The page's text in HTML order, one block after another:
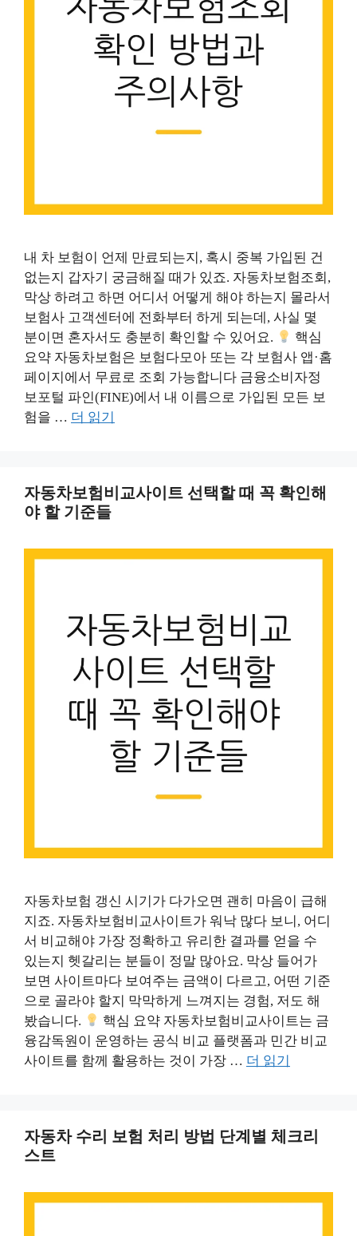
내 차 보험이 언제 만료되는지, 혹시 중복 가입된 건
없는지 갑자기 궁금해질 때가 있죠. 자동차보험조회,
막상 하려고 하면 어디서 어떻게 해야 하는지 몰라서
보험사 고객센터에 전화부터 하게 되는데, 사실 몇
분이면 혼자서도 충분히 확인할 수 있어요.
핵심
요약 자동차보험은 보험다모아 또는 각 보험사 앱·홈
페이지에서 무료로 조회 가능합니다 금융소비자정
보포털 파인(FINE)에서 내 이름으로 가입된 모든 보
험을 … 더 읽기
자동차보험비교사이트 선택할 때 꼭 확인해
야 할 기준들
자동차보험 갱신 시기가 다가오면 괜히 마음이 급해
지죠. 자동차보험비교사이트가 워낙 많다 보니, 어디
서 비교해야 가장 정확하고 유리한 결과를 얻을 수
있는지 헷갈리는 분들이 정말 많아요. 막상 들어가
보면 사이트마다 보여주는 금액이 다르고, 어떤 기준
으로 골라야 할지 막막하게 느껴지는 경험, 저도 해
봤습니다.
핵심 요약 자동차보험비교사이트는 금
융감독원이 운영하는 공식 비교 플랫폼과 민간 비교
사이트를 함께 활용하는 것이 가장 … 더 읽기
자동차 수리 보험 처리 방법 단계별 체크리
스트